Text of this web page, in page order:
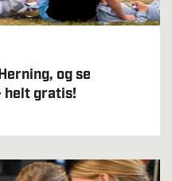
og se
gratis!